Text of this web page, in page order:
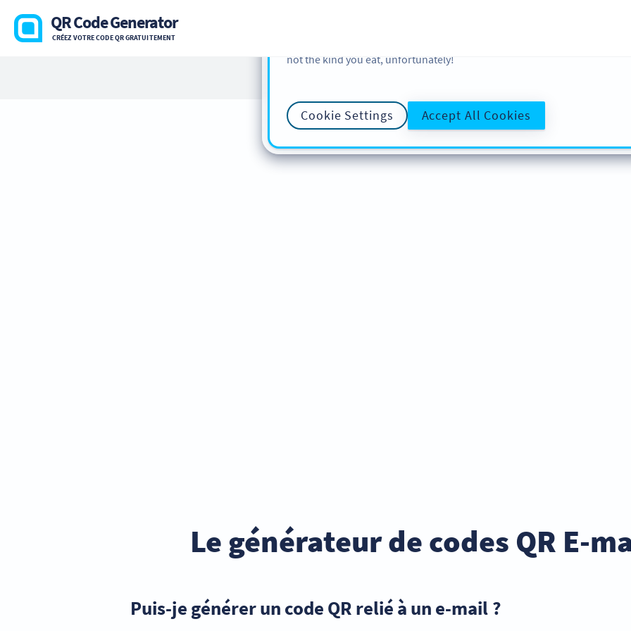
QR Code Generator
CRÉEZ VOTRE CODE QR GRATUITEMENT
Le générateur de codes QR E-
Puis-je générer un code QR relié à un e-mail ?
not the kind you eat, unfortunately!
Cookie Settings Accept All Cookies